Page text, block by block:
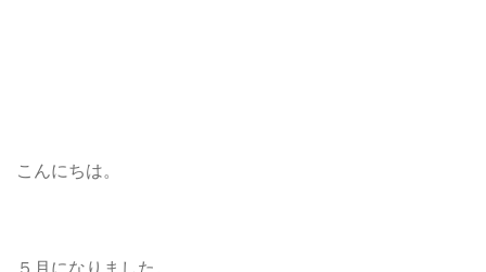
こんにちは。
５月になりました。